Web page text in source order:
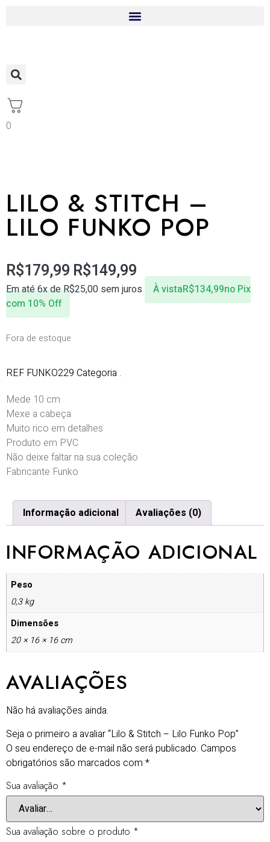
0
LILO & STITCH –
LILO FUNKO POP
R$179,99 R$149,99
Em até 6x deR$25,00 sem juros À vistaR$134,99no Pix
com 10% Off
Fora de estoque
REF FUNKO229 Categoria .
Mede 10 cm
Mexe a cabeça
Muito rico em detalhes
Produto em PVC
Não deixe faltar na sua coleção
Fabricante Funko
Informação adicional Avaliações (0)
INFORMAÇÃO ADICIONAL
Peso
0,3 kg
Dimensões
20 × 16 × 16 cm
AVALIAÇÕES
Não há avaliações ainda.
Seja o primeiro a avaliar “Lilo & Stitch – Lilo Funko Pop”
O seu endereço de e-mail não será publicado. Campos
obrigatórios são marcados com *
Sua avaliação *
Sua avaliação sobre o produto *